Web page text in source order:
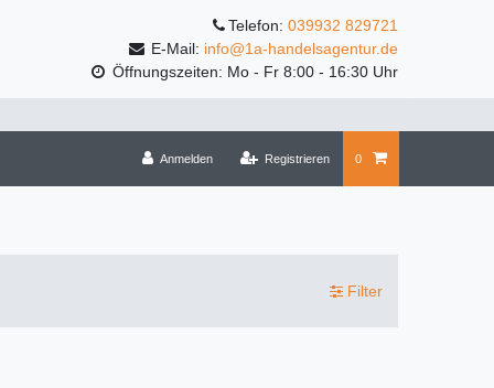
Telefon: 039932 829721
E-Mail: info@1a-handelsagentur.de
Öffnungszeiten: Mo - Fr 8:00 - 16:30 Uhr
Anmelden Registrieren 0
Filter